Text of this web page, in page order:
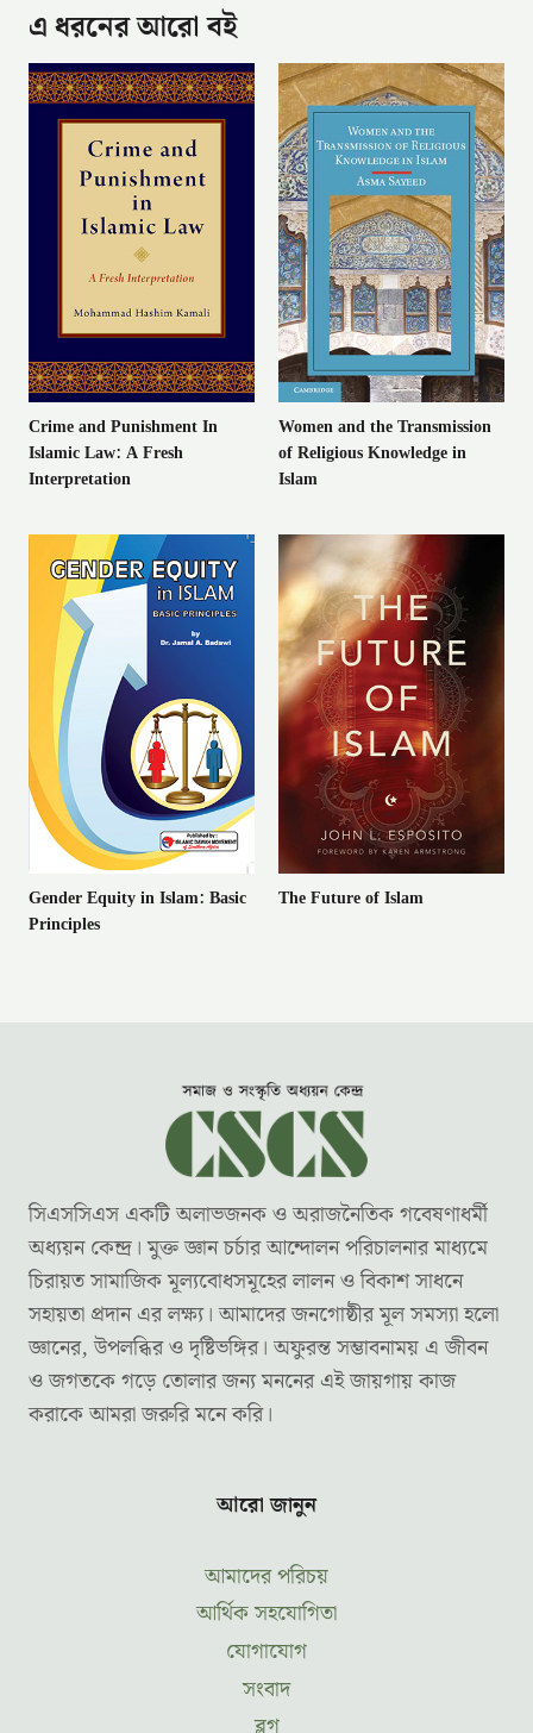
এ ধরনের আরো বই
Crime and Punishment In
Islamic Law: A Fresh
Interpretation
Women and the Transmission
of Religious Knowledge in
Islam
Gender Equity in Islam: Basic
Principles
The Future of Islam
সিএসসিএস একটি অলাভজনক ও অরাজনৈতিক গবেষণাধর্মী
অধ্যয়ন কেন্দ্র। মুক্ত জ্ঞান চর্চার আন্দোলন পরিচালনার মাধ্যমে
চিরায়ত সামাজিক মূল্যবোধসমূহের লালন ও বিকাশ সাধনে
সহায়তা প্রদান এর লক্ষ্য। আমাদের জনগোষ্ঠীর মূল সমস্যা হলো
জ্ঞানের, উপলব্ধির ও দৃষ্টিভঙ্গির। অফুরন্ত সম্ভাবনাময় এ জীবন
ও জগতকে গড়ে তোলার জন্য মননের এই জায়গায় কাজ
করাকে আমরা জরুরি মনে করি।
আরো জানুন
আমাদের পরিচয়
আর্থিক সহযোগিতা
যোগাযোগ
সংবাদ